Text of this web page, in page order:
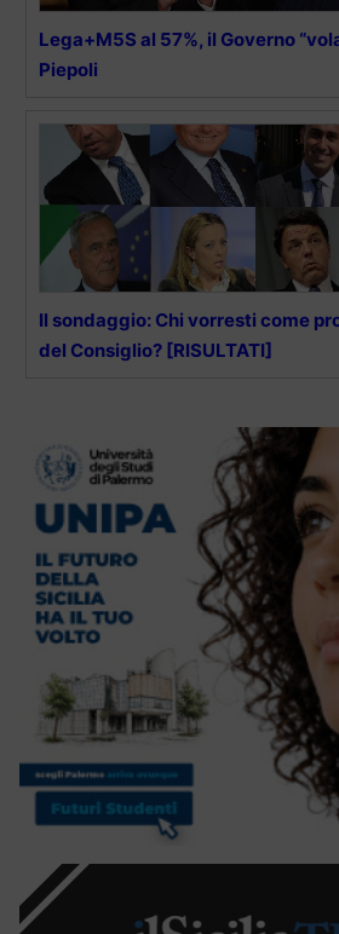
Lega+M5S al 57%, il Governo
Piepoli
Il sondaggio: Chi vorresti come
del Consiglio? [RISULTATI]